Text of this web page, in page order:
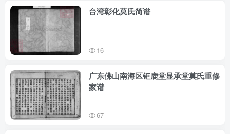
台湾彰化莫氏简谱
16
广东佛山南海区钜鹿堂显承堂莫氏重修
家谱
67